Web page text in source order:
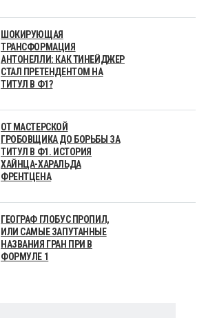
ШОКИРУЮЩАЯ
ТРАНСФОРМАЦИЯ
АНТОНЕЛЛИ: КАК ТИНЕЙДЖЕР
СТАЛ ПРЕТЕНДЕНТОМ НА
ТИТУЛ В Ф1?
ОТ МАСТЕРСКОЙ
ГРОБОВЩИКА ДО БОРЬБЫ ЗА
ТИТУЛ В Ф1. ИСТОРИЯ
ХАЙНЦА-ХАРАЛЬДА
ФРЕНТЦЕНА
ГЕОГРАФ ГЛОБУС ПРОПИЛ,
ИЛИ САМЫЕ ЗАПУТАННЫЕ
НАЗВАНИЯ ГРАН ПРИ В
ФОРМУЛЕ 1